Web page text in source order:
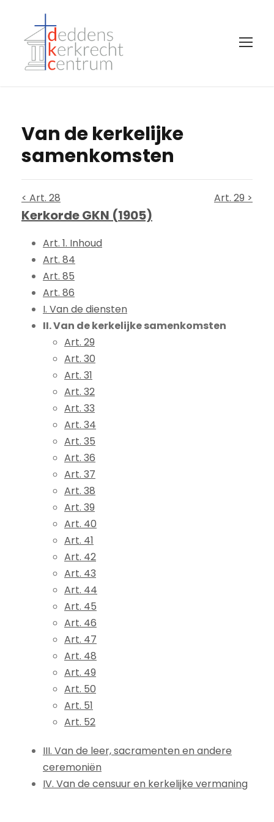
Van de kerkelijke
samenkomsten
< Art. 28 Art. 29 >
Kerkorde GKN (1905)
Art. 1. Inhoud
Art. 84
Art. 85
Art. 86
I. Van de diensten
II. Van de kerkelijke samenkomsten
Art. 29
Art. 30
Art. 31
Art. 32
Art. 33
Art. 34
Art. 35
Art. 36
Art. 37
Art. 38
Art. 39
Art. 40
Art. 41
Art. 42
Art. 43
Art. 44
Art. 45
Art. 46
Art. 47
Art. 48
Art. 49
Art. 50
Art. 51
Art. 52
III. Van de leer, sacramenten en andere
ceremoniën
IV. Van de censuur en kerkelijke vermaning